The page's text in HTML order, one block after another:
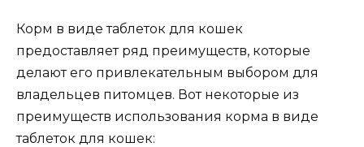
Корм в виде таблеток для кошек
предоставляет ряд преимуществ, которые
делают его привлекательным выбором для
владельцев питомцев. Вот некоторые из
преимуществ использования корма в виде
таблеток для кошек: